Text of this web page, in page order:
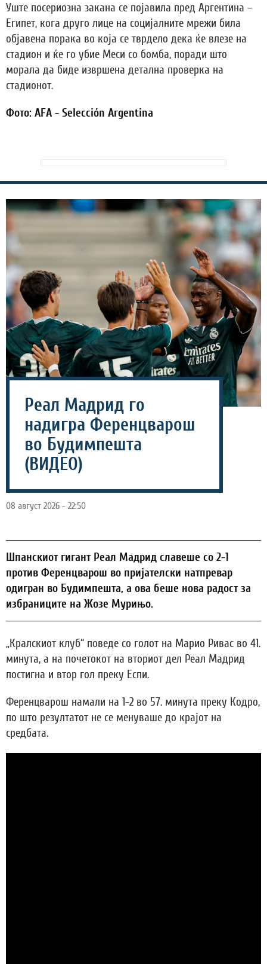
Уште посериозна закана се појавила пред Аргентина –
Египет, кога друго лице на социјалните мрежи била
објавена порака во која се тврдело дека ќе влезе на
стадион и ќе го убие Меси со бомба, поради што
морала да биде извршена детална проверка на
стадионот.
Фото: AFA - Selección Argentina
Реал Мадрид го
надигра Ференцварош
во Будимпешта
(ВИДЕО)
08 август 2026 - 22:50
Шпанскиот гигант Реал Мадрид славеше со 2-1
против Ференцварош во пријателски натпревар
одигран во Будимпешта, а ова беше нова радост за
избраниците на Жозе Мурињо.
„Кралскиот клуб“ поведе со голот на Марио Ривас во 41.
минута, а на почетокот на вториот дел Реал Мадрид
постигна и втор гол преку Еспи.
Ференцварош намали на 1-2 во 57. минута преку Кодро,
по што резултатот не се менуваше до крајот на
средбата.